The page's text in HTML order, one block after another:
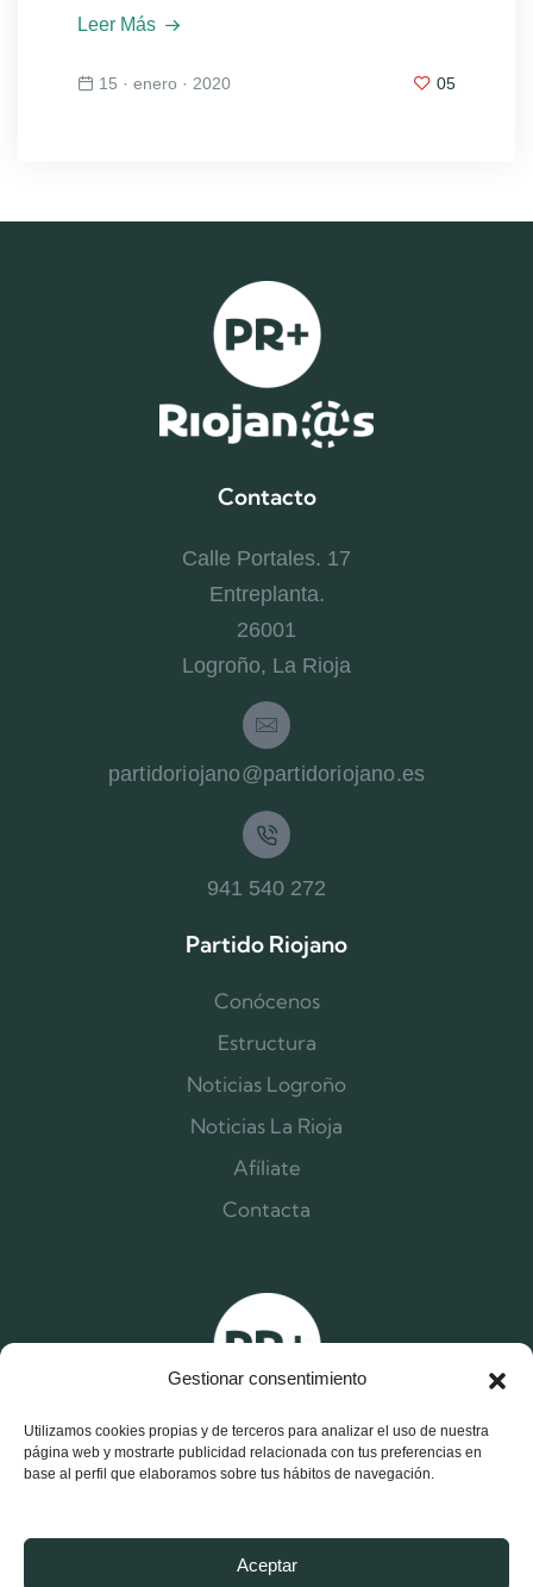
Gestionar consentimiento
Utilizamos cookies propias y de terceros para analizar el uso de nuestra
página web y mostrarte publicidad relacionada con tus preferencias en
base al perfil que elaboramos sobre tus hábitos de navegación.
Aceptar
Leer Más
15 · enero · 2020 05
Contacto
Calle Portales. 17
Entreplanta.
26001
Logroño, La Rioja
partidoriojano@partidoriojano.es
941 540 272
Partido Riojano
Conócenos
Estructura
Noticias Logroño
Noticias La Rioja
Afíliate
Contacta
a